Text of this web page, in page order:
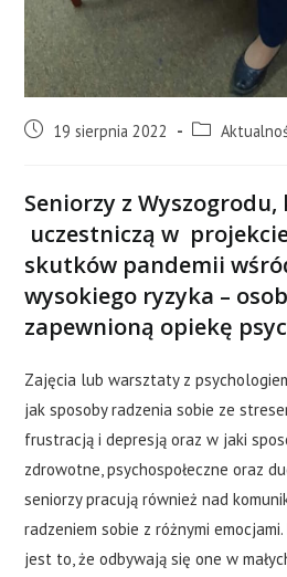
19 sierpnia 2022
Seniorzy z
uczestniczą w
skutków pandemii
wysokiego ryzyka –
zapewnioną opiekę
Zajęcia lub warsztaty z
jak sposoby radzenia sobie ze
frustracją i depresją oraz w jaki
zdrowotne, psychospołeczne oraz
seniorzy pracują również nad
radzeniem sobie z różnymi
jest to, że odbywają się one w